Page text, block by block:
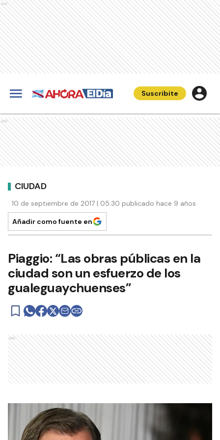
Ads
Suscribite
Ads
CIUDAD
10 de septiembre de 2017 | 05:30 publicado hace 9 años
Añadir como fuente en
Piaggio: “Las obras públicas en la
ciudad son un esfuerzo de los
gualeguaychuenses”
Ads